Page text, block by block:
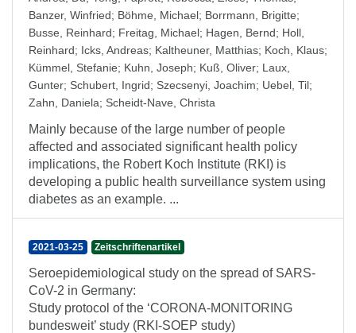
Banzer, Winfried; Böhme, Michael; Borrmann, Brigitte;
Busse, Reinhard; Freitag, Michael; Hagen, Bernd; Holl,
Reinhard; Icks, Andreas; Kaltheuner, Matthias; Koch, Klaus;
Kümmel, Stefanie; Kuhn, Joseph; Kuß, Oliver; Laux,
Gunter; Schubert, Ingrid; Szecsenyi, Joachim; Uebel, Til;
Zahn, Daniela; Scheidt-Nave, Christa
Mainly because of the large number of people
affected and associated significant health policy
implications, the Robert Koch Institute (RKI) is
developing a public health surveillance system using
diabetes as an example. ...
2021-03-25 Zeitschriftenartikel
Seroepidemiological study on the spread of SARS-
CoV-2 in Germany:
Study protocol of the ‘CORONA-MONITORING
bundesweit’ study (RKI-SOEP study)